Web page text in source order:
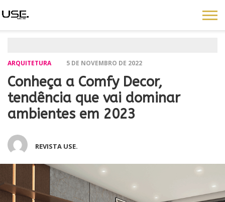
ARQUITETURA 5 DE NOVEMBRO DE 2022
Conheça a Comfy Decor,
tendência que vai dominar
ambientes em 2023
REVISTA USE.